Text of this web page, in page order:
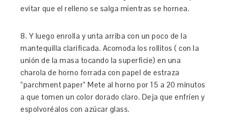
evitar que el relleno se salga mientras se hornea.
8. Y luego enrolla y unta arriba con un poco de la
mantequilla clarificada. Acomoda los rollitos ( con la
unión de la masa tocando la superficie) en una
charola de horno forrada con papel de estraza
“parchment paper” Mete al horno por 15 a 20 minutos
a que tomen un color dorado claro. Deja que enfríen y
espolvoréalos con azúcar glass.